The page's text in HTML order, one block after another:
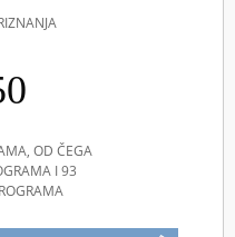
OD ČEGA
I 93